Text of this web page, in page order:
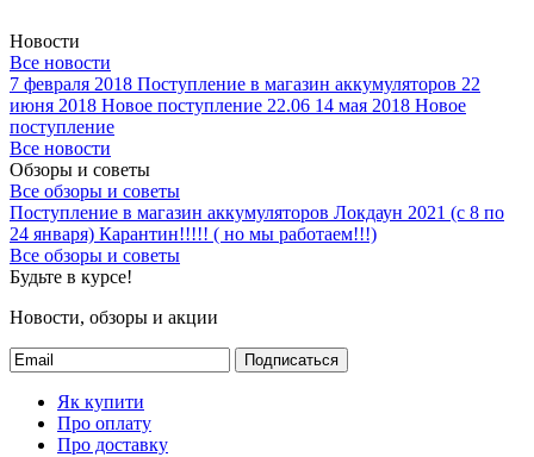
Новости
Все новости
7 февраля 2018 Поступление в магазин аккумуляторов 22
июня 2018 Новое поступление 22.06 14 мая 2018 Новое
поступление
Все новости
Обзоры и советы
Все обзоры и советы
Поступление в магазин аккумуляторов Локдаун 2021 (с 8 по
24 января) Карантин!!!!! ( но мы работаем!!!)
Все обзоры и советы
Будьте в курсе!
Новости, обзоры и акции
Подписаться
Як купити
Про оплату
Про доставку